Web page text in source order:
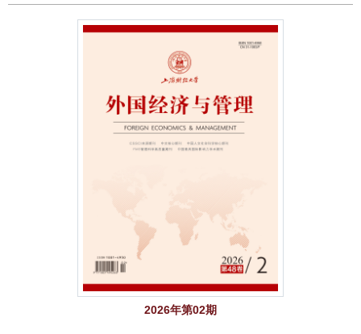
2026年第02期